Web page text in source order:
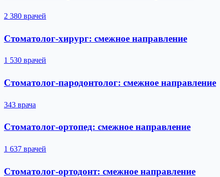
2 380 врачей
Стоматолог-хирург: смежное направление
1 530 врачей
Стоматолог-пародонтолог: смежное направление
343 врача
Стоматолог-ортопед: смежное направление
1 637 врачей
Стоматолог-ортодонт: смежное направление